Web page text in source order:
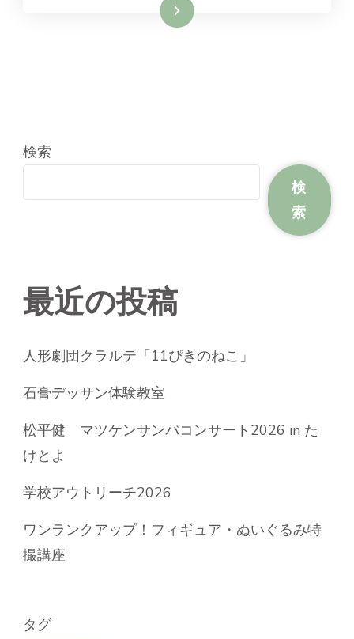
続きを読む
検索
検
索
最近の投稿
人形劇団クラルテ「11ぴきのねこ」
石膏デッサン体験教室
松平健 マツケンサンバコンサート2026 in た
けとよ
学校アウトリーチ2026
ワンランクアップ！フィギュア・ぬいぐるみ特
撮講座
タグ